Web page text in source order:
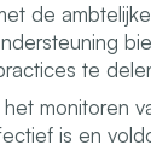
de
te
het monitoren
is en